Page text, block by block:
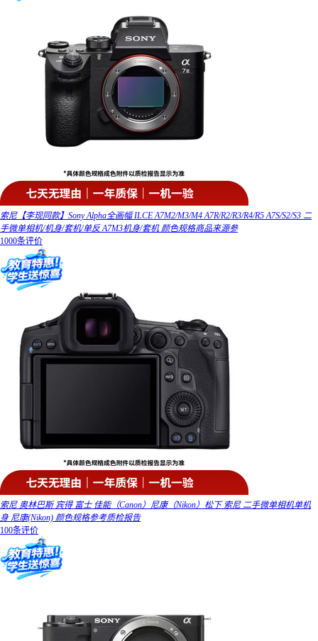
索尼【李现同款】Sony Alpha全画幅 ILCE A7M2/M3/M4 A7R/R2/R3/R4/R5 A7S/S2/S3 二
手微单相机/机身/套机/单反 A7M3机身/套机 颜色规格商品来源参
1000条评价
索尼 奥林巴斯 宾得 富士 佳能（Canon）尼康（Nikon）松下 索尼 二手微单相机单机
身 尼康(Nikon) 颜色规格参考质检报告
100条评价